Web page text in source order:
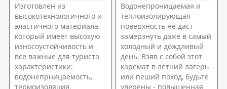
Изготовлен из
высокотехнологичного и
эластичного материала,
который имеет высокую
износоустойчивость и
все важные для туриста
характеристики:
водонепрницаемость,
термоизоляция,
Водонепроницаемая и
теплоизолирующая
поверхность не даст
замерзнуть даже в самый
холодный и дождливый
день. Взяв с собой этот
каремат в летний лагерь
или пеший поход, будьте
уверены - повышенная